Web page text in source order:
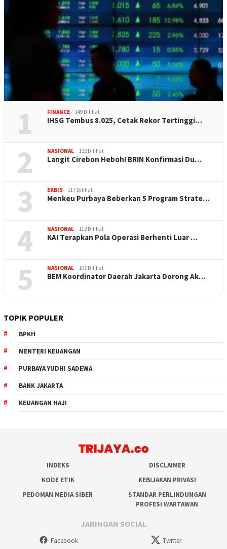
1 FINANCE 149 Dilihat
IHSG Tembus 8.025, Cetak Rekor Tertinggi…
2 NASIONAL 132 Dilihat
Langit Cirebon Heboh! BRIN Konfirmasi Du…
3 EKBIS 117 Dilihat
Menkeu Purbaya Beberkan 5 Program Strate…
4 NASIONAL 112 Dilihat
KAI Terapkan Pola Operasi Berhenti Luar …
5 NASIONAL 107 Dilihat
BEM Koordinator Daerah Jakarta Dorong Ak…
TOPIK POPULER
BPKH
MENTERI KEUANGAN
PURBAYA YUDHI SADEWA
BANK JAKARTA
KEUANGAN HAJI
INDEKS
DISCLAIMER
KODE ETIK
KEBIJAKAN PRIVASI
PEDOMAN MEDIA SIBER
STANDAR PERLINDUNGAN
PROFESI WARTAWAN
JARINGAN SOCIAL
Facebook Twitter